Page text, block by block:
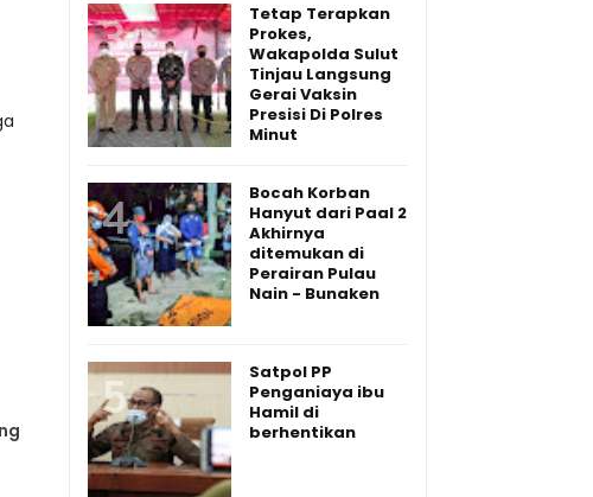
Tetap Terapkan
Prokes,
Wakapolda Sulut
Tinjau Langsung
Gerai Vaksin
Presisi Di Polres
Minut
Bocah Korban
Hanyut dari Paal 2
Akhirnya
ditemukan di
Perairan Pulau
Nain - Bunaken
Satpol PP
Penganiaya ibu
Hamil di
berhentikan